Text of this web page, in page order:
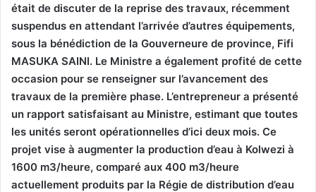
était de discuter de la reprise des travaux, récemment
suspendus en attendant l’arrivée d’autres équipements,
sous la bénédiction de la Gouverneure de province, Fifi
MASUKA SAINI. Le Ministre a également profité de cette
occasion pour se renseigner sur l’avancement des
travaux de la première phase. L’entrepreneur a présenté
un rapport satisfaisant au Ministre, estimant que toutes
les unités seront opérationnelles d’ici deux mois. Ce
projet vise à augmenter la production d’eau à Kolwezi à
1600 m3/heure, comparé aux 400 m3/heure
actuellement produits par la Régie de distribution d’eau